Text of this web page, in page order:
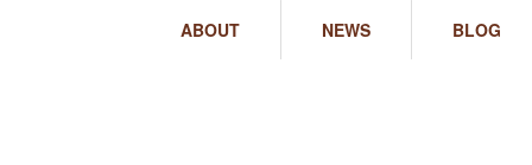
ABOUT NEWS BLOG